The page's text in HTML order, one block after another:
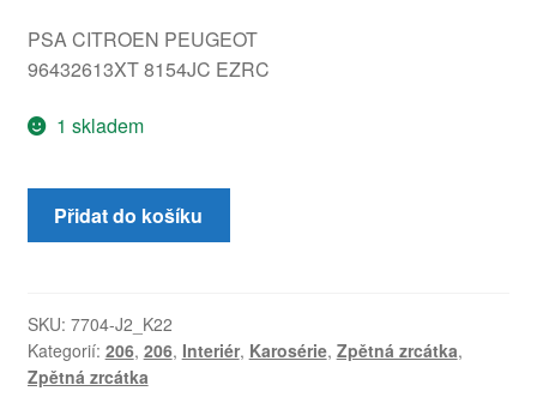
PSA CITROEN PEUGEOT
96432613XT 8154JC EZRC
1 skladem
Pravé
zrcátko
EZRC
96432613XT
8154JC
Přidat do košíku
SKU: 7704-J2_K22
Kategorií: 206, 206, Interiér, Karosérie, Zpětná zrcátka,
Zpětná zrcátka